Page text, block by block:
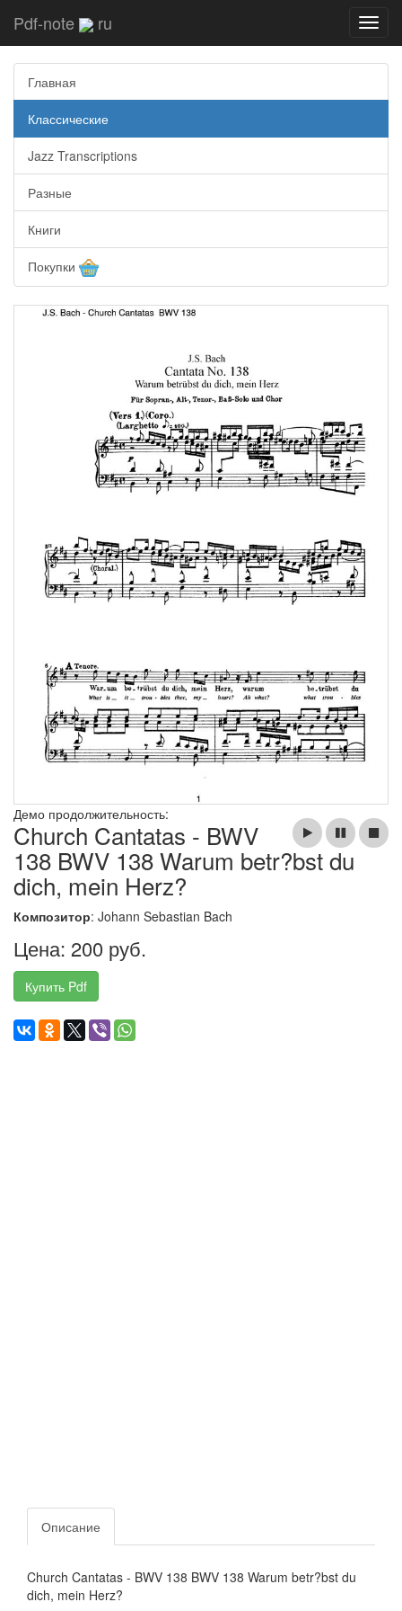
Pdf-note ru
Главная
Классические
Jazz Transcriptions
Разные
Книги
Покупки
Демо продолжительность:
Church Cantatas - BWV
138 BWV 138 Warum betr?bst du
dich, mein Herz?
Композитор: Johann Sebastian Bach
Цена: 200 руб.
Купить Pdf
Описание
Church Cantatas - BWV 138 BWV 138 Warum betr?bst du
dich, mein Herz?